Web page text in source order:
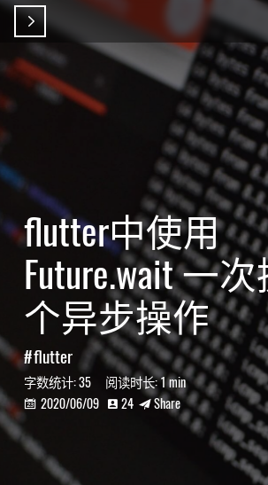

flutter中使用
Future.wait 一
个异步操作
flutter
字数统计:35 阅读时长:1 min
 2020/06/09  24  Share